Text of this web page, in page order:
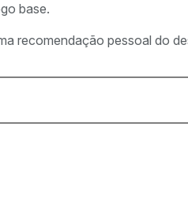
base.
recomendação pessoal do